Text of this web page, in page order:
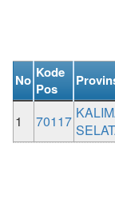
No Kode
Pos
1 70117